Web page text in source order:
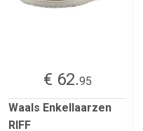
€ 62.95
Waals Enkellaarzen
RIFF